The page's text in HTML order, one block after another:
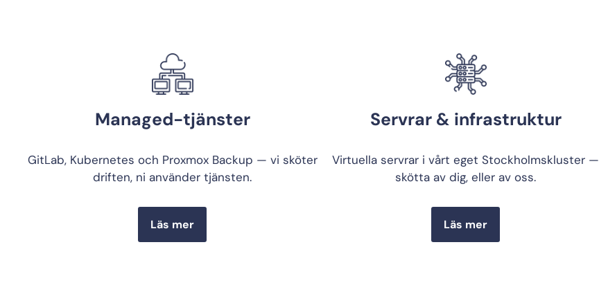
Managed-tjänster
GitLab, Kubernetes och Proxmox Backup — vi sköter
driften, ni använder tjänsten.
Läs mer
Servrar & infrastruktur
Virtuella servrar i vårt eget Stockholmskluster —
skötta av dig, eller av oss.
Läs mer